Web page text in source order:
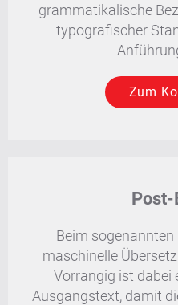
grammatikalische
typografischer
Zum
Post-
Beim
maschinelle
Vorrangig ist dabei
Ausgangstext, damit